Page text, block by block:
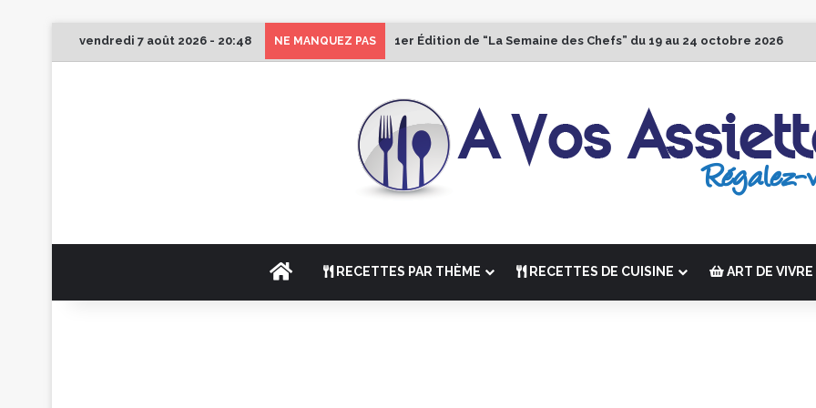
vendredi 7 août 2026 - 20:48 NE MANQUEZ PAS 1er Édition de “La Semaine des Chefs” du 19 au 24 octobre 2026
ACCUEILRECETTES PAR THÈME RECETTES DE CUISINE ART DE VIVRE